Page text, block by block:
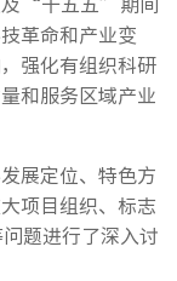
革命和产业变
强化有组织科研
和服务区域产业
展定位、特色方
项目组织、标志
题进行了深入讨